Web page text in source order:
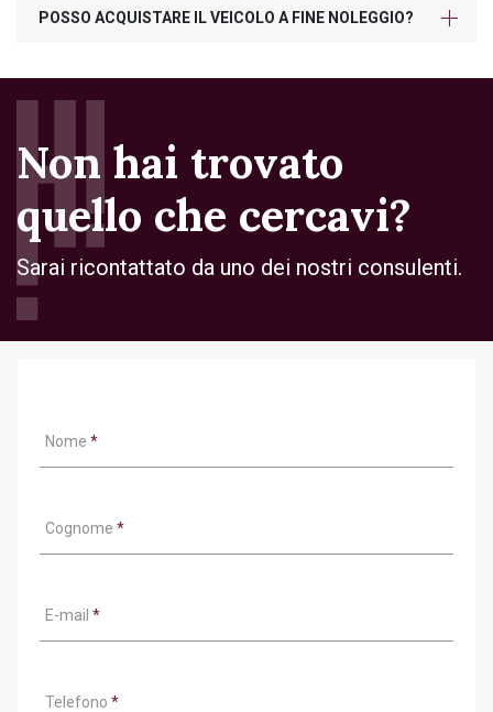
POSSO ACQUISTARE IL VEICOLO A FINE NOLEGGIO?
Non hai trovato
quello che cercavi?
Sarai ricontattato da uno dei nostri consulenti.
Nome *
Cognome *
E-mail *
Telefono *